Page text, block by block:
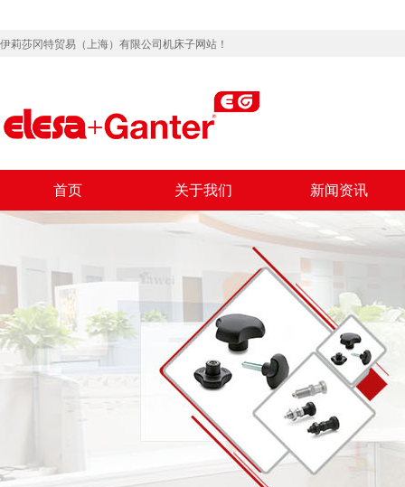
伊莉莎冈特贸易（上海）有限公司机床子网站！
首页 关于我们 新闻资讯